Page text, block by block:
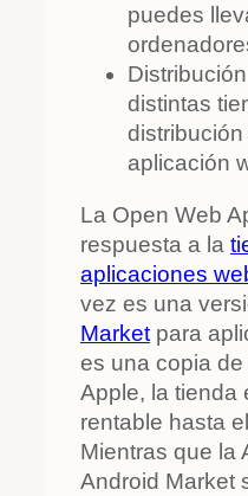
puedes
distintas
aplicación
La Open Web
respuesta a la
aplicaciones
vez es una
Market para
es una copia de
Apple, la tienda
rentable hasta
Mientras que la
Android Market